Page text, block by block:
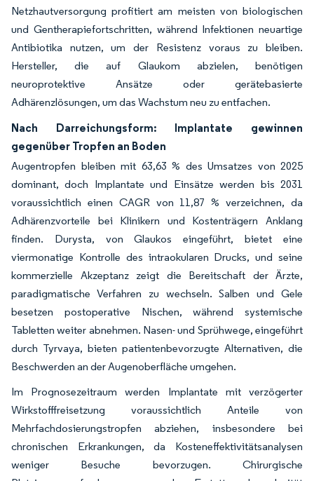
Netzhautversorgung profitiert am meisten von biologischen
und Gentherapiefortschritten, während Infektionen neuartige
Antibiotika nutzen, um der Resistenz voraus zu bleiben.
Hersteller, die auf Glaukom abzielen, benötigen
neuroprotektive Ansätze oder gerätebasierte
Adhärenzlösungen, um das Wachstum neu zu entfachen.
Nach Darreichungsform: Implantate gewinnen
gegenüber Tropfen an Boden
Augentropfen bleiben mit 63,63 % des Umsatzes von 2025
dominant, doch Implantate und Einsätze werden bis 2031
voraussichtlich einen CAGR von 11,87 % verzeichnen, da
Adhärenzvorteile bei Klinikern und Kostenträgern Anklang
finden. Durysta, von Glaukos eingeführt, bietet eine
viermonatige Kontrolle des intraokularen Drucks, und seine
kommerzielle Akzeptanz zeigt die Bereitschaft der Ärzte,
paradigmatische Verfahren zu wechseln. Salben und Gele
besetzen postoperative Nischen, während systemische
Tabletten weiter abnehmen. Nasen- und Sprühwege, eingeführt
durch Tyrvaya, bieten patientenbevorzugte Alternativen, die
Beschwerden an der Augenoberfläche umgehen.
Im Prognosezeitraum werden Implantate mit verzögerter
Wirkstofffreisetzung voraussichtlich Anteile von
Mehrfachdosierungstropfen abziehen, insbesondere bei
chronischen Erkrankungen, da Kosteneffektivitätsanalysen
weniger Besuche bevorzugen. Chirurgische